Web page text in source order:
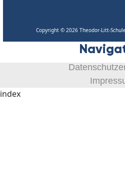
Copyright © 2026 Theodor-Litt-
index